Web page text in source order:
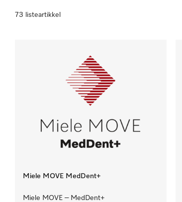
73 listeartikkel
Miele MOVE MedDent+
Miele MOVE – MedDent+